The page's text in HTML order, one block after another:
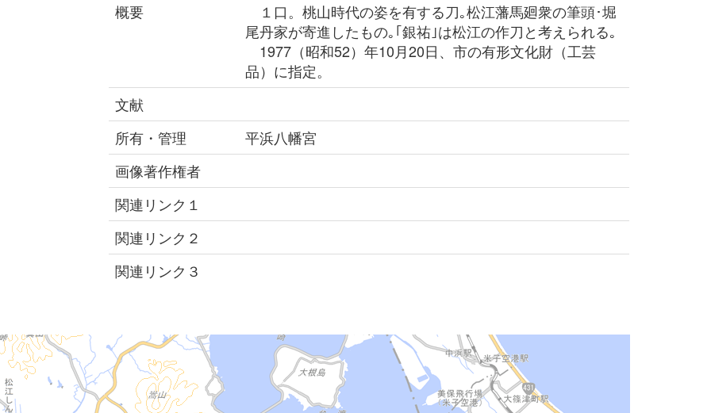
概要
１口。桃山時代の姿を有する刀｡松江藩馬廻衆の筆頭･堀
尾丹家が寄進したもの｡｢銀祐｣は松江の作刀と考えられる｡
1977（昭和52）年10月20日、市の有形文化財（工芸
品）に指定。
文献
所有・管理
平浜八幡宮
画像著作権者
関連リンク１
関連リンク２
関連リンク３